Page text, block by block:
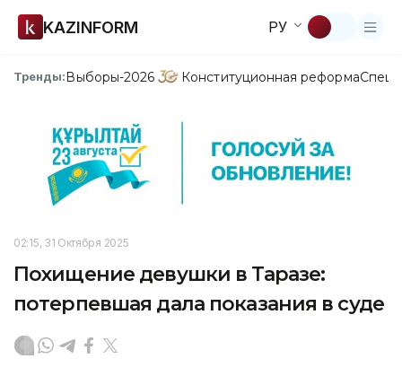
KAZINFORM РУ
Тренды:Выборы-2026 Конституционная реформа
02:15, 31 Октября 2025
Похищение девушки в Таразе:
потерпевшая дала показания в суде